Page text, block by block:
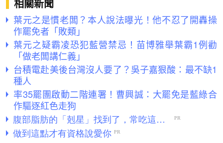
相關新聞
葉元之是慣老闆？本人說法曝光！他不忍了開轟操
作罷免者「敗類」
葉元之疑霸凌恐犯藍營禁忌！苗博雅舉葉霸1例勸
「做老闆講仁義」
台積電赴美後台灣沒人要了？吳子嘉狠酸：最不缺1
種人
率35罷團啟動二階連署！曹興誠：大罷免是藍綠合
作驅逐紅色走狗